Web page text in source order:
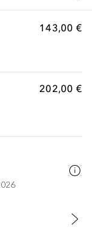
143,00 €
202,00 €